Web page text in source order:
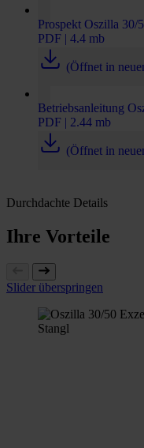
Prospekt Oszilla 30/
PDF | 4.4 mb
(Öffnet in
Betriebsanleitung
PDF | 2.44 mb
(Öffnet in
Durchdachte Details
Ihre Vorteile
Slider überspringen